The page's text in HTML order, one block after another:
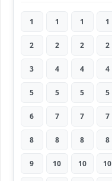
1 1 1 1
2 2 2 2
3 4 4 4
5 5 5 5
6 7 7 7
8 8 8 8
9 10 10 10